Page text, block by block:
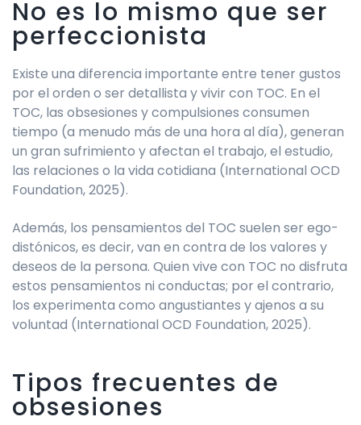
No es lo mismo que ser
perfeccionista
Existe una diferencia importante entre tener gustos
por el orden o ser detallista y vivir con TOC. En el
TOC, las obsesiones y compulsiones consumen
tiempo (a menudo más de una hora al día), generan
un gran sufrimiento y afectan el trabajo, el estudio,
las relaciones o la vida cotidiana (International OCD
Foundation, 2025).
Además, los pensamientos del TOC suelen ser ego-
distónicos, es decir, van en contra de los valores y
deseos de la persona. Quien vive con TOC no disfruta
estos pensamientos ni conductas; por el contrario,
los experimenta como angustiantes y ajenos a su
voluntad (International OCD Foundation, 2025).
Tipos frecuentes de
obsesiones